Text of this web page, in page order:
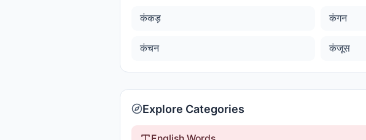
कंकड़ कंगन
कंचन कंजूस
Explore Categories